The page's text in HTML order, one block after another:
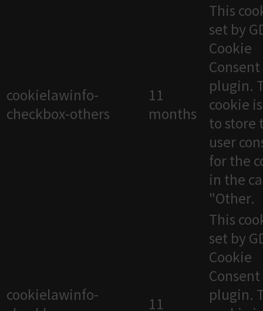
cookielawinfo-
checkbox-others
11
months
This
set by
Cookie
Consent
plugin.
cookie
to store
user
for the
in the
"Other.
cookielawinfo-
11
This
set by
Cookie
Consent
plugin.